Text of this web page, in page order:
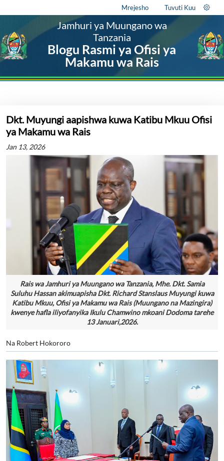
Mrejesho Tuvuti Kuu
Jamhuri ya Muungano wa
Tanzania
Blogu Rasmi ya Ofisi ya
Makamu wa Rais
Dkt. Muyungi aapishwa kuwa Katibu Mkuu Ofisi
ya Makamu wa Rais
Jan 13, 2026
Rais wa Jamhuri ya Muungano wa Tanzania, Mhe. Dkt. Samia
Suluhu Hassan akimuapisha Dkt. Richard Stanslaus Muyungi kuwa
Katibu Mkuu, Ofisi ya Makamu wa Rais (Muungano na Mazingira)
kwenye hafla iliyofanyika Ikulu Chamwino mkoani Dodoma tarehe
13 Januari,2026.
Na Robert Hokororo